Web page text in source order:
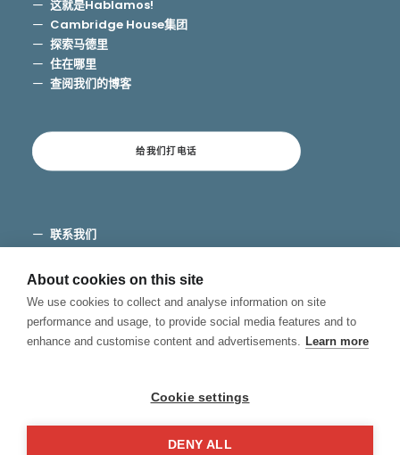
这就是Hablamos!
Cambridge House集团
探索马德里
住在哪里
查阅我们的博客
给我们打电话
联系我们
隐私
Cookies
About cookies on this site
We use cookies to collect and analyse information on site
performance and usage, to provide social media features and to
enhance and customise content and advertisements. Learn more
Cookie settings
DENY ALL